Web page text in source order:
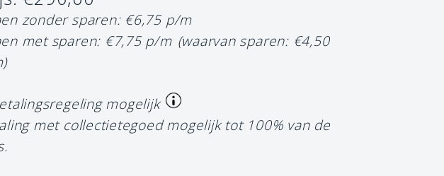
zonder sparen: €6,75 p/m
met sparen: €7,75 p/m (waarvan sparen: €4,50
mogelijk
met collectietegoed mogelijk tot 100% van de